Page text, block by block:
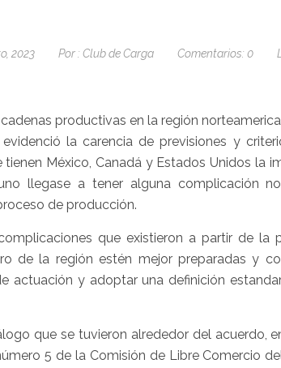
2023 Por : Club de Carga Comentarios: 0
la carencia de previsiones y
tienen México, Canadá y Estados Unidos la
llegase a tener alguna complicación
de producción.
que existieron a partir de la
de la región estén mejor preparadas y
actuación y adoptar una definición
que se tuvieron alrededor del acuerdo,
5 de la Comisión de Libre Comercio